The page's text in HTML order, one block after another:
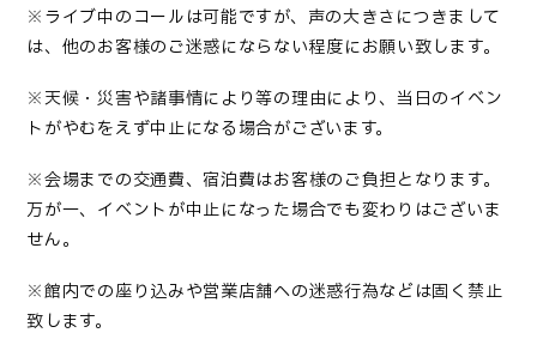
※ライブ中のコールは可能ですが、声の大きさにつきまして
は、他のお客様のご迷惑にならない程度にお願い致します。
※天候・災害や諸事情により等の理由により、当日のイベン
トがやむをえず中止になる場合がございます。
※会場までの交通費、宿泊費はお客様のご負担となります。
万が一、イベントが中止になった場合でも変わりはございま
せん。
※館内での座り込みや営業店舗への迷惑行為などは固く禁止
致します。